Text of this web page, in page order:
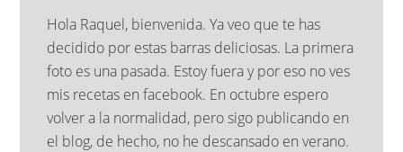
Hola Raquel, bienvenida. Ya veo que te has
decidido por estas barras deliciosas. La primera
foto es una pasada. Estoy fuera y por eso no ves
mis recetas en facebook. En octubre espero
volver a la normalidad, pero sigo publicando en
el blog, de hecho, no he descansado en verano.